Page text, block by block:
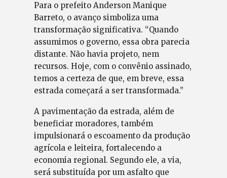
Para o prefeito Anderson Manique
Barreto, o avanço simboliza uma
transformação significativa. “Quando
assumimos o governo, essa obra parecia
distante. Não havia projeto, nem
recursos. Hoje, com o convênio assinado,
temos a certeza de que, em breve, essa
estrada começará a ser transformada.”
A pavimentação da estrada, além de
beneficiar moradores, também
impulsionará o escoamento da produção
agrícola e leiteira, fortalecendo a
economia regional. Segundo ele, a via,
será substituída por um asfalto que